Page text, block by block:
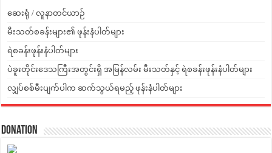
ဆေးရုံ / လူနာတင်ယာဉ်
မီးသတ်စခန်းများ၏ ဖုန်းနံပါတ်များ
ရဲစခန်းဖုန်းနံပါတ်များ
ပဲခူးတိုင်းဒေသကြီးအတွင်းရှိ အမြန်လမ်း မီးသတ်နှင့် ရဲစခန်းဖုန်းနံပါတ်များ
လျှပ်စစ်မီးပျက်ပါက ဆက်သွယ်ရမည့် ဖုန်းနံပါတ်များ
Donation